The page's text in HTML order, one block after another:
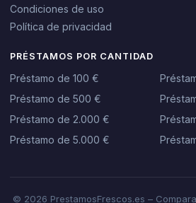
Condiciones de uso
Política de privacidad
PRÉSTAMOS POR CANTIDAD
Préstamo de 100 €
Préstamo de 500 €
Préstamo de 2.000 €
Préstamo de 5.000 €
© 2026 PrestamosFrescos.es –